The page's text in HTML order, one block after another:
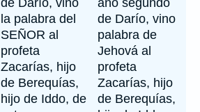
de Darío, vino
la palabra del
SEÑOR al
profeta
Zacarías, hijo
de Berequías,
hijo de Iddo, de
año segundo
de Darío, vino
palabra de
Jehová al
profeta
Zacarías, hijo
de Berequías,